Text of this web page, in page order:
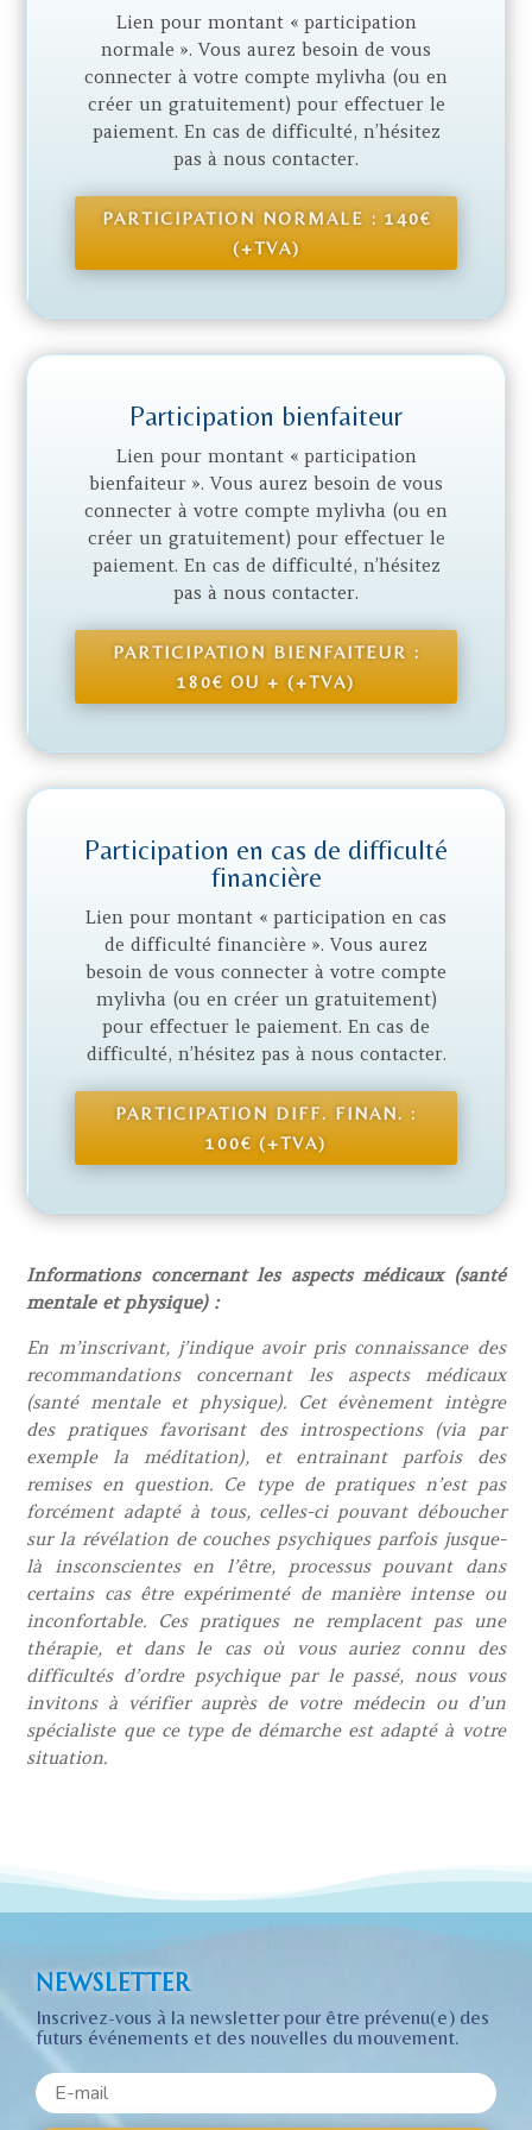
Lien pour montant « participation
normale ». Vous aurez besoin de vous
connecter à votre compte mylivha (ou en
créer un gratuitement) pour effectuer le
paiement. En cas de difficulté, n’hésitez
pas à nous contacter.
PARTICIPATION NORMALE : 140€
(+TVA)
Participation bienfaiteur
Lien pour montant « participation
bienfaiteur ». Vous aurez besoin de vous
connecter à votre compte mylivha (ou en
créer un gratuitement) pour effectuer le
paiement. En cas de difficulté, n’hésitez
pas à nous contacter.
PARTICIPATION BIENFAITEUR :
180€ OU + (+TVA)
Participation en cas de difficulté
financière
Lien pour montant « participation en cas
de difficulté financière ». Vous aurez
besoin de vous connecter à votre compte
mylivha (ou en créer un gratuitement)
pour effectuer le paiement. En cas de
difficulté, n’hésitez pas à nous contacter.
PARTICIPATION DIFF. FINAN. :
100€ (+TVA)
Informations concernant les aspects médicaux (santé
mentale et physique) :
En m’inscrivant, j’indique avoir pris connaissance des
recommandations concernant les aspects médicaux
(santé mentale et physique). Cet évènement intègre
des pratiques favorisant des introspections (via par
exemple la méditation), et entrainant parfois des
remises en question. Ce type de pratiques n’est pas
forcément adapté à tous, celles-ci pouvant déboucher
sur la révélation de couches psychiques parfois jusque-
là insconscientes en l’être, processus pouvant dans
certains cas être expérimenté de manière intense ou
inconfortable. Ces pratiques ne remplacent pas une
thérapie, et dans le cas où vous auriez connu des
difficultés d’ordre psychique par le passé, nous vous
invitons à vérifier auprès de votre médecin ou d’un
spécialiste que ce type de démarche est adapté à votre
situation.
NEWSLETTER
Inscrivez-vous à la newsletter pour être prévenu(e) des
futurs événements et des nouvelles du mouvement.